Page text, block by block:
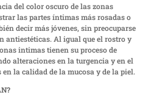
del color oscuro de las zonas
las partes íntimas más rosadas o
decir más jóvenes, sin preocuparse
antiestéticas. Al igual que el rostro y
intimas tienen su proceso de
alteraciones en la turgencia y en el
la calidad de la mucosa y de la piel.